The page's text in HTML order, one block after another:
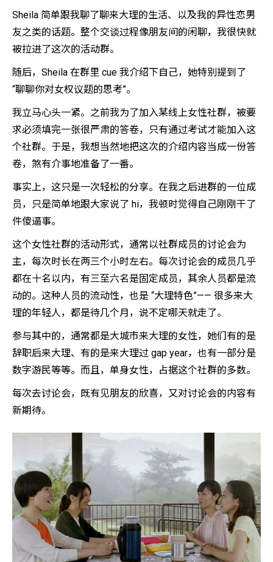
Sheila 简单跟我聊了聊来大理的生活、以及我的异性恋男
友之类的话题。整个交谈过程像朋友间的闲聊，我很快就
被拉进了这次的活动群。
随后，Sheila 在群里 cue 我介绍下自己，她特别提到了
“聊聊你对女权议题的思考”。
我立马心头一紧。之前我为了加入某线上女性社群，被要
求必须填完一张很严肃的答卷，只有通过考试才能加入这
个社群。于是，我想当然地把这次的介绍内容当成一份答
卷，煞有介事地准备了一番。
事实上，这只是一次轻松的分享。在我之后进群的一位成
员，只是简单地跟大家说了 hi，我顿时觉得自己刚刚干了
件傻逼事。
这个女性社群的活动形式，通常以社群成员的讨论会为
主，每次时长在两三个小时左右。每次讨论会的成员几乎
都在十名以内，有三至六名是固定成员，其余人员都是流
动的。这种人员的流动性，也是 “大理特色”—— 很多来大
理的年轻人，都是待几个月，说不定哪天就走了。
参与其中的，通常都是大城市来大理的女性，她们有的是
辞职后来大理、有的是来大理过 gap year，也有一部分是
数字游民等等。而且，单身女性，占据这个社群的多数。
每次去讨论会，既有见朋友的欣喜，又对讨论会的内容有
新期待。